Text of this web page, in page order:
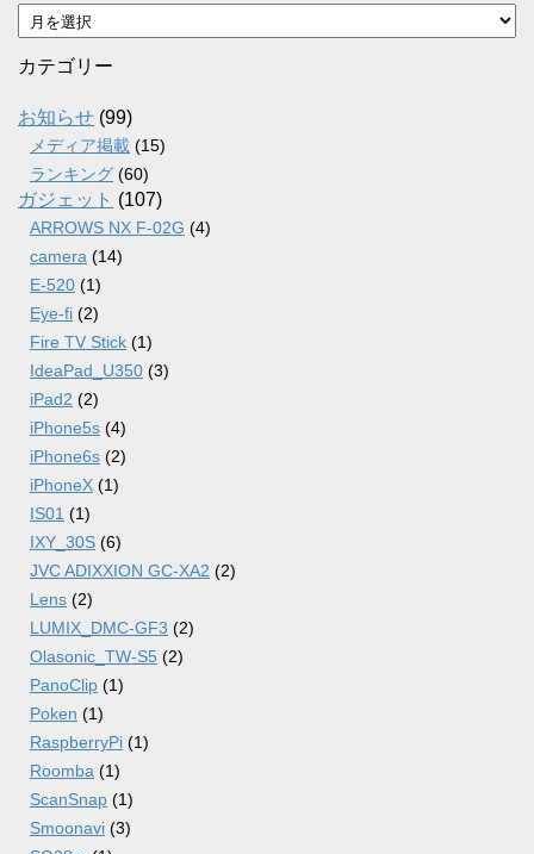
ア
ー
カ
ブ
カテゴリー
お知らせ (99)
メディア掲載 (15)
ランキング (60)
ガジェット (107)
ARROWS NX F-02G (4)
camera (14)
E-520 (1)
Eye-fi (2)
Fire TV Stick (1)
IdeaPad_U350 (3)
iPad2 (2)
iPhone5s (4)
iPhone6s (2)
iPhoneX (1)
IS01 (1)
IXY_30S (6)
JVC ADIXXION GC-XA2 (2)
Lens (2)
LUMIX_DMC-GF3 (2)
Olasonic_TW-S5 (2)
PanoClip (1)
Poken (1)
RaspberryPi (1)
Roomba (1)
ScanSnap (1)
Smoonavi (3)